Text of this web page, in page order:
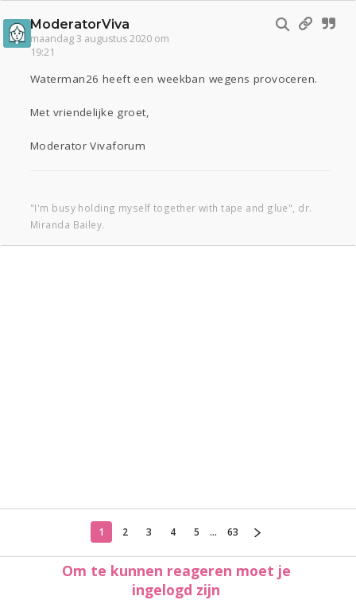
ModeratorViva
maandag 3 augustus 2020 om
19:21
Waterman26 heeft een weekban wegens provoceren.
Met vriendelijke groet,
Moderator Vivaforum
"I'm busy holding myself together with tape and glue", dr.
Miranda Bailey.
1 2 3 4 5 ... 63
Om te kunnen reageren moet je
ingelogd zijn